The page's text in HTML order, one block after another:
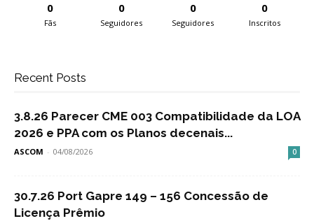
0
Fãs
0
Seguidores
0
Seguidores
0
Inscritos
Recent Posts
3.8.26 Parecer CME 003 Compatibilidade da LOA
2026 e PPA com os Planos decenais...
ASCOM - 04/08/2026 0
30.7.26 Port Gapre 149 – 156 Concessão de
Licença Prêmio